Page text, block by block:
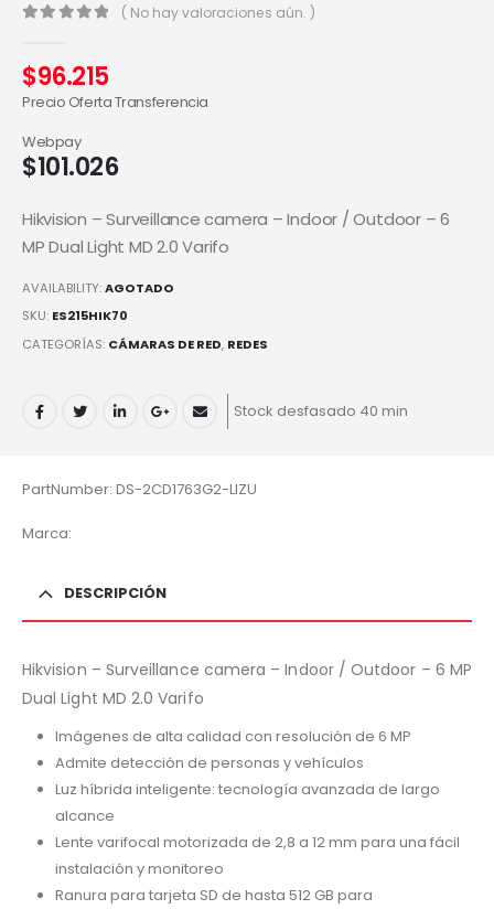
( No hay valoraciones aún. )
$96.215
Precio Oferta Transferencia
$101.026
Webpay
Hikvision – Surveillance camera – Indoor / Outdoor – 6
MP Dual Light MD 2.0 Varifo
AVAILABILITY:AGOTADO
SKU: ES215HIK70
CATEGORÍAS: CÁMARAS DE RED, REDES
Stock desfasado 40 min
PartNumber: DS-2CD1763G2-LIZU
Marca:
DESCRIPCIÓN
Hikvision – Surveillance camera – Indoor / Outdoor – 6 MP
Dual Light MD 2.0 Varifo
Imágenes de alta calidad con resolución de 6 MP
Admite detección de personas y vehículos
Luz híbrida inteligente: tecnología avanzada de largo
alcance
Lente varifocal motorizada de 2,8 a 12 mm para una fácil
instalación y monitoreo
Ranura para tarjeta SD de hasta 512 GB para